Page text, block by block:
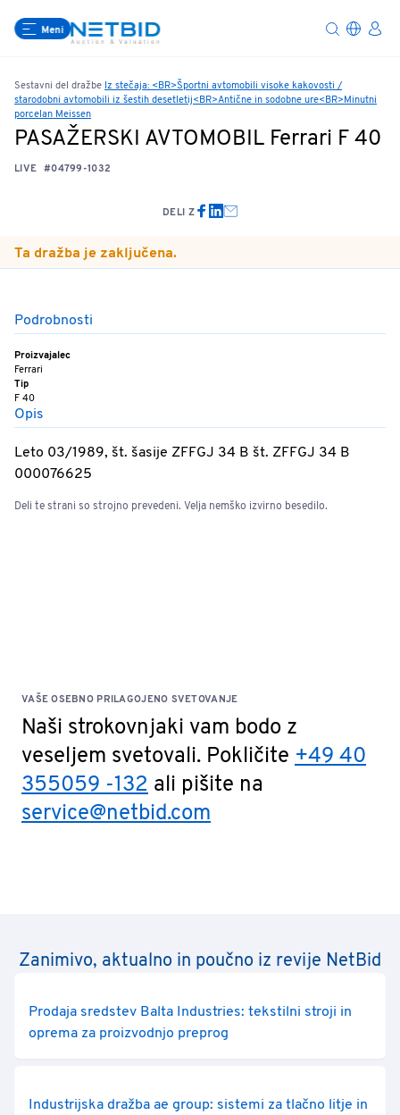
Meni
Sestavni del dražbe Iz stečaja: <BR>Športni avtomobili visoke kakovosti /
starodobni avtomobili iz šestih desetletij<BR>Antične in sodobne ure<BR>Minutni
porcelan Meissen
PASAŽERSKI AVTOMOBIL Ferrari F 40
LIVE #04799-1032
DELI Z
Ta dražba je zaključena.
Podrobnosti
Proizvajalec
Ferrari
Tip
F 40
Opis
Leto 03/1989, št. šasije ZFFGJ 34 B št. ZFFGJ 34 B
000076625
Deli te strani so strojno prevedeni. Velja nemško izvirno besedilo.
VAŠE OSEBNO PRILAGOJENO SVETOVANJE
Naši strokovnjaki vam bodo z
veseljem svetovali. Pokličite +49 40
355059 -132 ali pišite na
service@netbid.com
Zanimivo, aktualno in poučno iz revije NetBid
Prodaja sredstev Balta Industries: tekstilni stroji in
oprema za proizvodnjo preprog
Industrijska dražba ae group: sistemi za tlačno litje in